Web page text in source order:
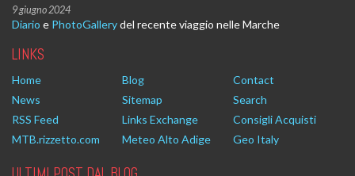
9 giugno 2024
Diario e PhotoGallerydel recente viaggio nelle Marche
LINKS
Home Blog
Contact
News
Sitemap
Search
RSS Feed
Links Exchange
Consigli Acquisti
MTB.rizzetto.com
Meteo Alto Adige Geo Italy